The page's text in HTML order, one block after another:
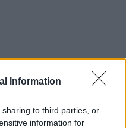
Information
to third parties, or
information for